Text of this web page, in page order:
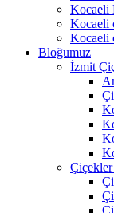
Kocaeli
Kocaeli
Kocaeli
Bloğumuz
İzmit